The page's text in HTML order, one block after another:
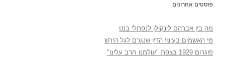
פוסטים אחרונים
מה בין אברהם לינקולן לנפתלי בנט
מי האשמים בעינוי הדין שנגרם לגל הירש
פוגרום 1929 בצפת "עולמנו חרב עלינו"